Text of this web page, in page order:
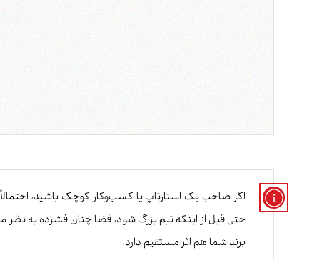
اگر صاحب یک استارتاپ یا کسب‌وکار کوچک باشید،
حتی قبل از اینکه تیم بزرگ شود، فضا چنان فشرده به
برند شما هم اثر مستقیم دارد.